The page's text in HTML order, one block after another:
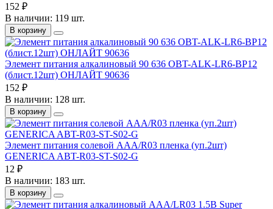
152 ₽
В наличии: 119 шт.
В корзину
Элемент питания алкалиновый 90 636 OBT-ALK-LR6-BP12
(блист.12шт) ОНЛАЙТ 90636
152 ₽
В наличии: 128 шт.
В корзину
Элемент питания солевой AAA/R03 пленка (уп.2шт)
GENERICA ABT-R03-ST-S02-G
12 ₽
В наличии: 183 шт.
В корзину